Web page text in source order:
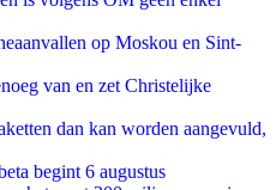
op Moskou en Sint-
van en zet Christelijke
dan kan worden aangevuld,
begint 6 augustus